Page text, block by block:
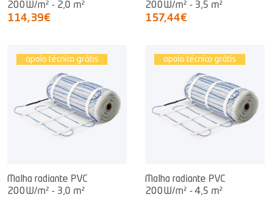
200W/m² - 2,0 m²
114,39€
200W/m² - 3,5 m²
157,44€
apoio técnico grátis
Malha radiante PVC
200W/m² - 3,0 m²
apoio técnico grátis
Malha radiante PVC
200W/m² - 4,5 m²